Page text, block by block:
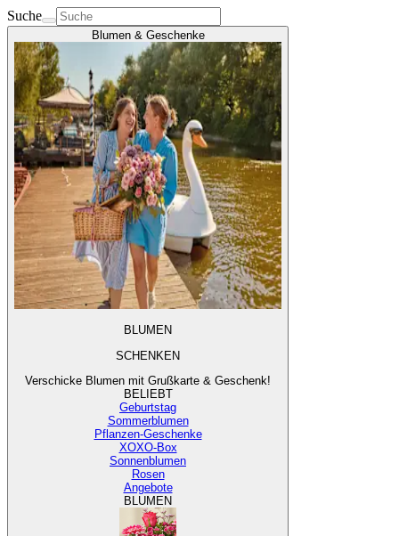
Suche
Blumen & Geschenke
BLUMEN
SCHENKEN
Verschicke Blumen mit Grußkarte & Geschenk!
BELIEBT
Geburtstag
Sommerblumen
Pflanzen-Geschenke
XOXO-Box
Sonnenblumen
Rosen
Angebote
BLUMEN